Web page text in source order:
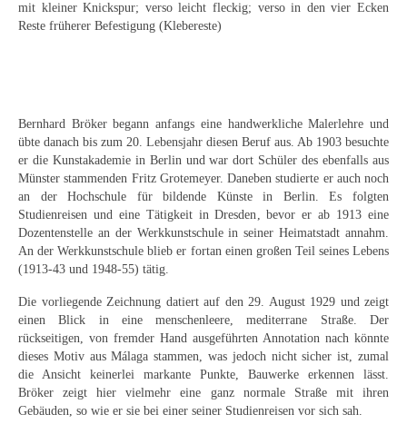
Ferdinand Springer
Weitere Künstler nach 1945
Unbekannt
Autographen / Dokumente
Herkunft & Wirkungsstätte
Berliner Künstler
Düsseldorfer Künstler
Fränkische Künstler
Hamburger Künstler
Münchner Künstler
mit kleiner Knickspur; verso leicht fleckig; verso in den vier Ecken
Reste früherer Befestigung (Klebereste)
Bernhard Bröker begann anfangs eine handwerkliche Malerlehre und
übte danach bis zum 20. Lebensjahr diesen Beruf aus. Ab 1903 besuchte
er die Kunstakademie in Berlin und war dort Schüler des ebenfalls aus
Münster stammenden Fritz Grotemeyer. Daneben studierte er auch noch
an der Hochschule für bildende Künste in Berlin. Es folgten
Studienreisen und eine Tätigkeit in Dresden, bevor er ab 1913 eine
Dozentenstelle an der Werkkunstschule in seiner Heimatstadt annahm.
An der Werkkunstschule blieb er fortan einen großen Teil seines Lebens
(1913-43 und 1948-55) tätig.
Die vorliegende Zeichnung datiert auf den 29. August 1929 und zeigt
einen Blick in eine menschenleere, mediterrane Straße. Der
rückseitigen, von fremder Hand ausgeführten Annotation nach könnte
dieses Motiv aus Málaga stammen, was jedoch nicht sicher ist, zumal
die Ansicht keinerlei markante Punkte, Bauwerke erkennen lässt.
Bröker zeigt hier vielmehr eine ganz normale Straße mit ihren
Gebäuden, so wie er sie bei einer seiner Studienreisen vor sich sah.